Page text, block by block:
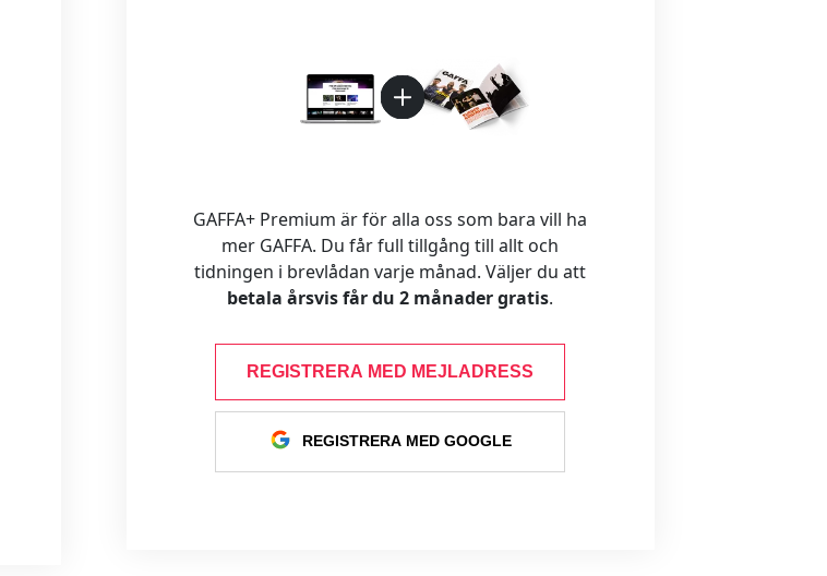
GAFFA+ Premium är för alla oss som bara vill ha
mer GAFFA. Du får full tillgång till allt och
tidningen i brevlådan varje månad. Väljer du att
betala årsvis får du 2 månader gratis.
REGISTRERA MED MEJLADRESS
REGISTRERA MED GOOGLE